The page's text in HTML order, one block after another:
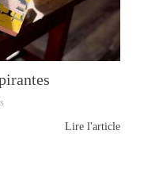
Lire l'article